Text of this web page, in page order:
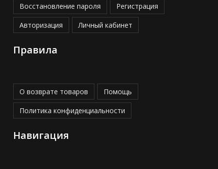
Восстановление пароля Регистрация
Авторизация Личный кабинет
Правила
О возврате товаров Помощь
Политика конфиденциальности
Навигация